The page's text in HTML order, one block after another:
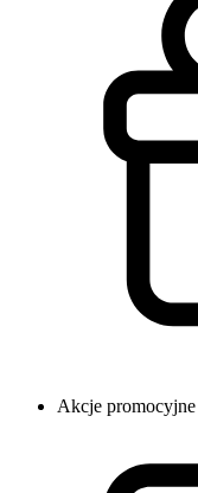
Akcje promocyjne